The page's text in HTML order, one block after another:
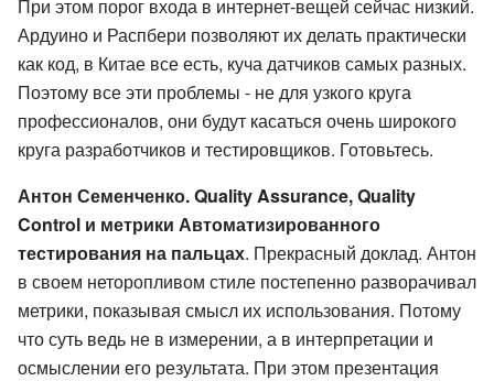
При этом порог входа в интернет-вещей сейчас низкий.
Ардуино и Распбери позволяют их делать практически
как код, в Китае все есть, куча датчиков самых разных.
Поэтому все эти проблемы - не для узкого круга
профессионалов, они будут касаться очень широкого
круга разработчиков и тестировщиков. Готовьтесь.
Антон Семенченко. Quality Assurance, Quality
Control и метрики Автоматизированного
тестирования на пальцах. Прекрасный доклад. Антон
в своем неторопливом стиле постепенно разворачивал
метрики, показывая смысл их использования. Потому
что суть ведь не в измерении, а в интерпретации и
осмыслении его результата. При этом презентация